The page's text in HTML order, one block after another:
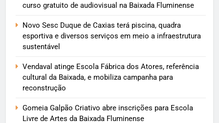
curso gratuito de audiovisual na Baixada Fluminense
Novo Sesc Duque de Caxias terá piscina, quadra
esportiva e diversos serviços em meio a infraestrutura
sustentável
Vendaval atinge Escola Fábrica dos Atores, referência
cultural da Baixada, e mobiliza campanha para
reconstrução
Gomeia Galpão Criativo abre inscrições para Escola
Livre de Artes da Baixada Fluminense